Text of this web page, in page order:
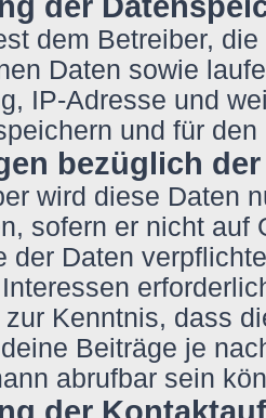
dem Betreiber,
Daten sowie
IP-Adresse und
und für
bezüglich
wird diese Daten
sofern er nicht auf
der Daten
zur Kenntnis, dass
Beiträge je
abrufbar sein